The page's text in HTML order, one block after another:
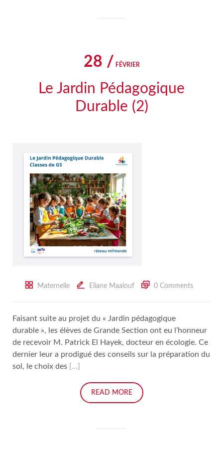
28 / FÉVRIER
Le Jardin Pédagogique
Durable (2)
Maternelle Eliane Maalouf 0 Comments
Faisant suite au projet du « Jardin pédagogique
durable », les élèves de Grande Section ont eu l’honneur
de recevoir M. Patrick El Hayek, docteur en écologie. Ce
dernier leur a prodigué des conseils sur la préparation du
sol, le choix des
[…]
READ MORE